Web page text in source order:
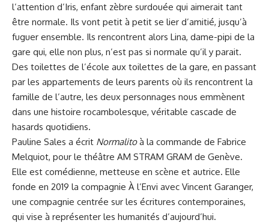
l’attention d’Iris, enfant zèbre surdouée qui aimerait tant
être normale. Ils vont petit à petit se lier d’amitié, jusqu’à
fuguer ensemble. Ils rencontrent alors Lina, dame-pipi de la
gare qui, elle non plus, n’est pas si normale qu’il y parait.
Des toilettes de l’école aux toilettes de la gare, en passant
par les appartements de leurs parents où ils rencontrent la
famille de l’autre, les deux personnages nous emmènent
dans une histoire rocambolesque, véritable cascade de
hasards quotidiens.
Pauline Sales a écrit Normalitoà la commande de Fabrice
Melquiot, pour le théâtre AM STRAM GRAM de Genève.
Elle est comédienne, metteuse en scène et autrice. Elle
fonde en 2019 la compagnie À l’Envi avec Vincent Garanger,
une compagnie centrée sur les écritures contemporaines,
qui vise à représenter les humanités d’aujourd’hui.